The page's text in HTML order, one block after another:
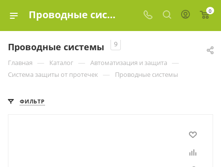
Проводные системы купить в Москве, цены в интернет-магазине «Эко-элемент» 0
Проводные системы 9
Главная — Каталог — Автоматизация и защита —
Система защиты от протечек — Проводные системы
ФИЛЬТР